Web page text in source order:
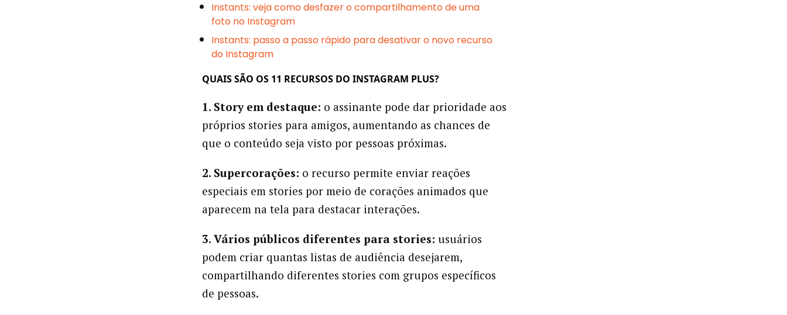
Instants: veja como desfazer o compartilhamento de uma
foto no Instagram
Instants: passo a passo rápido para desativar o novo recurso
do Instagram
QUAIS SÃO OS 11 RECURSOS DO INSTAGRAM PLUS?
1. Story em destaque: o assinante pode dar prioridade aos
próprios stories para amigos, aumentando as chances de
que o conteúdo seja visto por pessoas próximas.
2. Supercorações: o recurso permite enviar reações
especiais em stories por meio de corações animados que
aparecem na tela para destacar interações.
3. Vários públicos diferentes para stories: usuários
podem criar quantas listas de audiência desejarem,
compartilhando diferentes stories com grupos específicos
de pessoas.